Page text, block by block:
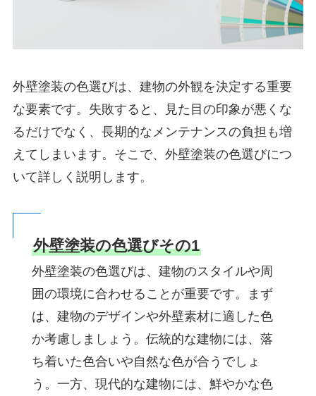
外壁塗装の色選びは、建物の外観を決定する重要
な要素です。失敗すると、見た目の印象が悪くな
るだけでなく、長期的なメンテナンスの負担も増
えてしまいます。そこで、外壁塗装の色選びにつ
いて詳しく説明します。
外壁塗装の色選びその1
外壁塗装の色選びは、建物のスタイルや周
囲の環境に合わせることが重要です。まず
は、建物のデザインや外壁素材に適した色
か考慮しましょう。伝統的な建物には、落
ち着いた色合いや自然な色が合うでしょ
う。一方、現代的な建物には、鮮やかな色